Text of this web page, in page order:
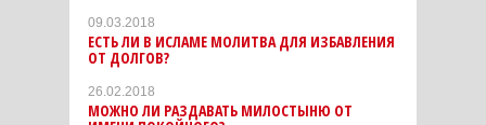
09.03.2018
ЕСТЬ ЛИ В ИСЛАМЕ МОЛИТВА ДЛЯ ИЗБАВЛЕНИЯ
ОТ ДОЛГОВ?
26.02.2018
МОЖНО ЛИ РАЗДАВАТЬ МИЛОСТЫНЮ ОТ